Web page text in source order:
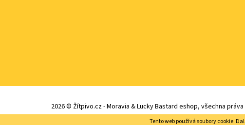
2026 © Žítpivo.cz - Moravia & Lucky Bastard eshop, všechna
Tento web používá soubory cookie.